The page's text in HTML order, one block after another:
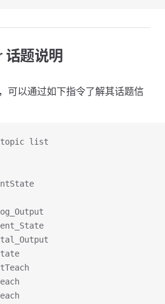
话题说明
可以通过如下指令了解其话题信
list